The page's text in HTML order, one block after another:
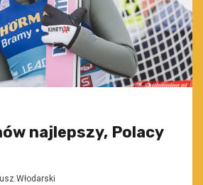
najlepszy, Polacy
Włodarski